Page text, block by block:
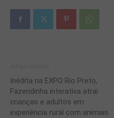
Inédita na EXPO Rio Preto,
Fazendinha interativa atrai
crianças e adultos em
experiência rural com animais